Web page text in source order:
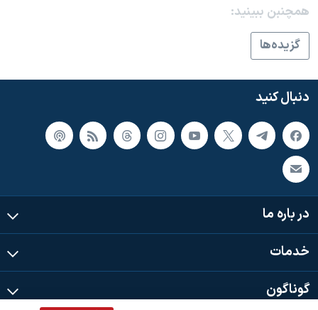
نرگس محمدی برنده جایزه نوبل صلح
همایش محافظه‌کاران آمریکا «سی‌پک»
سفر پرزیدنت ترامپ به چین
همچنبن ببینید:
گزيده‌ها
دنبال کنید
در باره ما
خدمات
گوناگون